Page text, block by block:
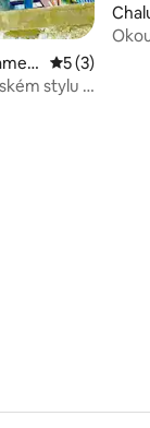
Průměrné
5 (3)
stylu v
ão